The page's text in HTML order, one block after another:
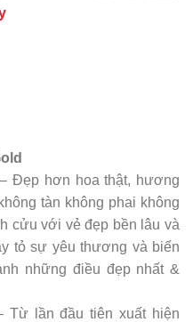
– Đẹp hơn hoa thật, hương
tàn không phai không
cửu với vẻ đẹp bền lâu và
tỏ sự yêu thương và biến
những điều đẹp nhất &
Từ lần đầu tiên xuất hiện